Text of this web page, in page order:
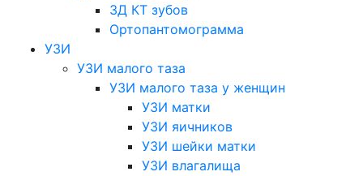
3Д КТ зубов
Ортопантомограмма
УЗИ
УЗИ малого таза
УЗИ малого таза у женщин
УЗИ матки
УЗИ яичников
УЗИ шейки матки
УЗИ влагалища